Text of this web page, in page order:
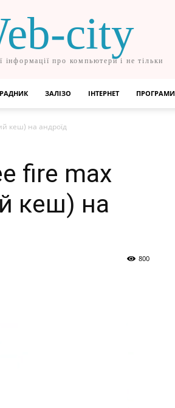
city
інформації про компьютери і не тільки
ЗАЛІЗО ІНТЕРНЕТ ПРОГРАМИ
кеш) на андроїд
fire max
кеш) на
800